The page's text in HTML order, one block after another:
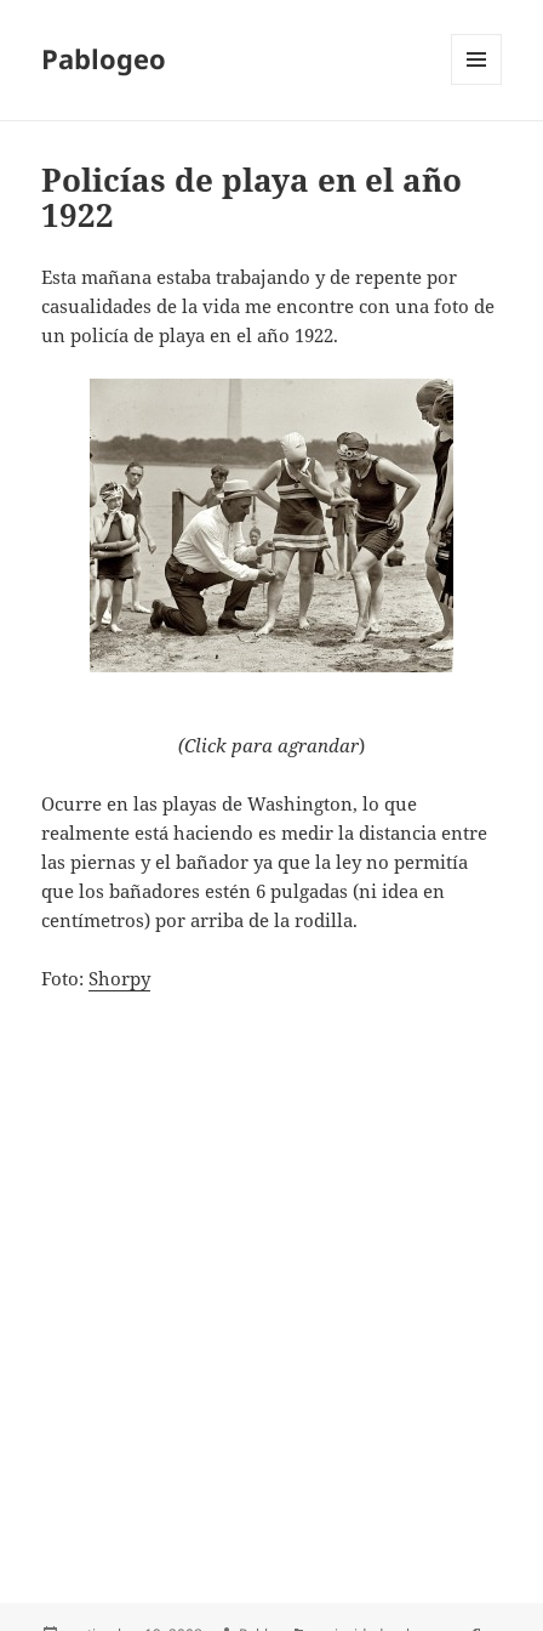
Pablogeo
Policías de playa en el año
1922
Esta mañana estaba trabajando y de repente por
casualidades de la vida me encontre con una foto de
un policía de playa en el año 1922.
(Click para agrandar)
Ocurre en las playas de Washington, lo que
realmente está haciendo es medir la distancia entre
las piernas y el bañador ya que la ley no permitía
que los bañadores estén 6 pulgadas (ni idea en
centímetros) por arriba de la rodilla.
Foto:Shorpy